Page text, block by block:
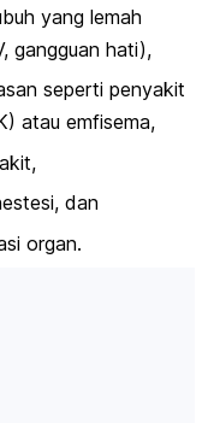
yang lemah
gangguan hati),
seperti penyakit
atau emfisema,
dan
organ.